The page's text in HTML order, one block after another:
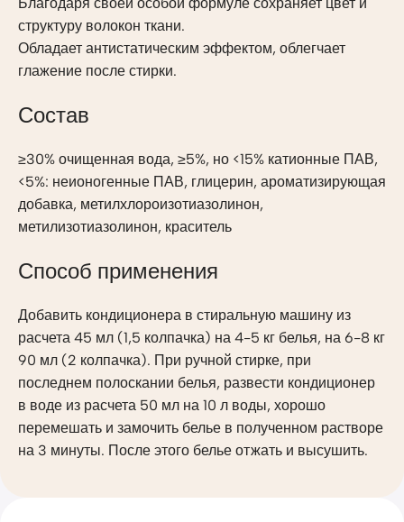
структуру волокон ткани.
Обладает антистатическим эффектом, облегчает
глажение после стирки.
Состав
≥30% очищенная вода, ≥5%, но <15% катионные ПАВ,
<5%: неионогенные ПАВ, глицерин, ароматизирующая
добавка, метилхлороизотиазолинон,
метилизотиазолинон, краситель
Способ применения
Добавить кондиционера в стиральную машину из
расчета 45 мл (1,5 колпачка) на 4-5 кг белья, на 6-8 кг
90 мл (2 колпачка). При ручной стирке, при
последнем полоскании белья, развести кондиционер
в воде из расчета 50 мл на 10 л воды, хорошо
перемешать и замочить белье в полученном растворе
на 3 минуты. После этого белье отжать и высушить.